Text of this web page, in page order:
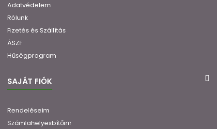
Adatvédelem
Rólunk
Fizetés és Szállítás
ÁSZF
Hűségprogram
SAJÁT FIÓK
Rendeléseim
Számlahelyesbítőim